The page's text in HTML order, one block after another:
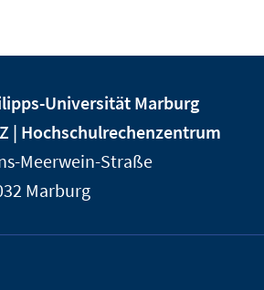
Universität Marburg
| Hochschulrechenzentrum
Meerwein-Straße
Marburg